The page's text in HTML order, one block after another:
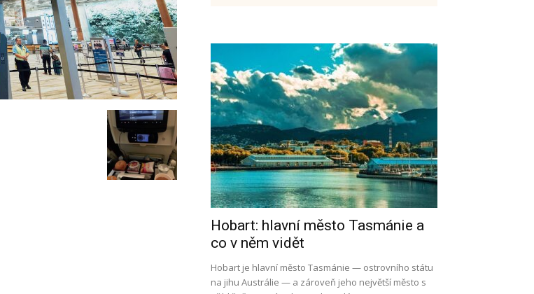
Hobart: hlavní město Tasmánie a
co v něm vidět
Hobart je hlavní město Tasmánie — ostrovního státu
na jihu Austrálie — a zároveň jeho největší město s